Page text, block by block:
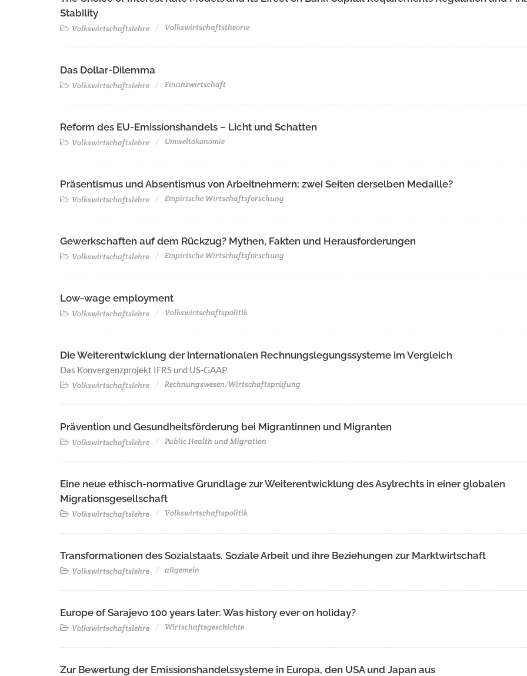
Stability
Volkswirtschaftslehre Volkswirtschaftstheorie
Das Dollar-Dilemma
Volkswirtschaftslehre Finanzwirtschaft
Reform des EU-Emissionshandels – Licht und Schatten
Volkswirtschaftslehre Umweltökonomie
Präsentismus und Absentismus von Arbeitnehmern: zwei Seiten derselben Medaille?
Volkswirtschaftslehre Empirische Wirtschaftsforschung
Gewerkschaften auf dem Rückzug? Mythen, Fakten und Herausforderungen
Volkswirtschaftslehre Empirische Wirtschaftsforschung
Low-wage employment
Volkswirtschaftslehre Volkswirtschaftspolitik
Die Weiterentwicklung der internationalen Rechnungslegungssysteme im Vergleich
Das Konvergenzprojekt IFRS und US-GAAP
Volkswirtschaftslehre Rechnungswesen/Wirtschaftsprüfung
Prävention und Gesundheitsförderung bei Migrantinnen und Migranten
Volkswirtschaftslehre Public Health und Migration
Eine neue ethisch-normative Grundlage zur Weiterentwicklung des Asylrechts in einer globalen
Migrationsgesellschaft
Volkswirtschaftslehre Volkswirtschaftspolitik
Transformationen des Sozialstaats. Soziale Arbeit und ihre Beziehungen zur Marktwirtschaft
Volkswirtschaftslehre allgemein
Europe of Sarajevo 100 years later: Was history ever on holiday?
Volkswirtschaftslehre Wirtschaftsgeschichte
Zur Bewertung der Emissionshandelssysteme in Europa, den USA und Japan aus